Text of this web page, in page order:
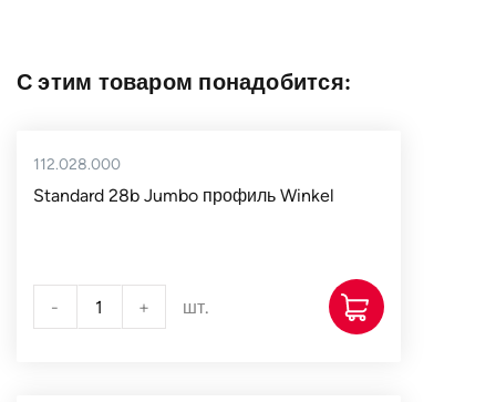
подшипника
Внутренний
диаметр d, мм
T, мм
С этим товаром понадобится:
112.028.000
Standard 28b Jumbo профиль Winkel
- + шт.